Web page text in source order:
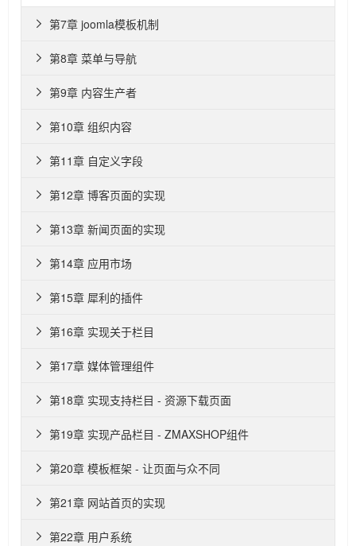
第7章 joomla模板机制

第8章 菜单与导航

第9章 内容生产者

第10章 组织内容

第11章 自定义字段

第12章 博客页面的实现

第13章 新闻页面的实现

第14章 应用市场

第15章 犀利的插件

第16章 实现关于栏目

第17章 媒体管理组件

第18章 实现支持栏目 - 资源下载页面

第19章 实现产品栏目 - ZMAXSHOP组件

第20章 模板框架 - 让页面与众不同

第21章 网站首页的实现

第22章 用户系统
